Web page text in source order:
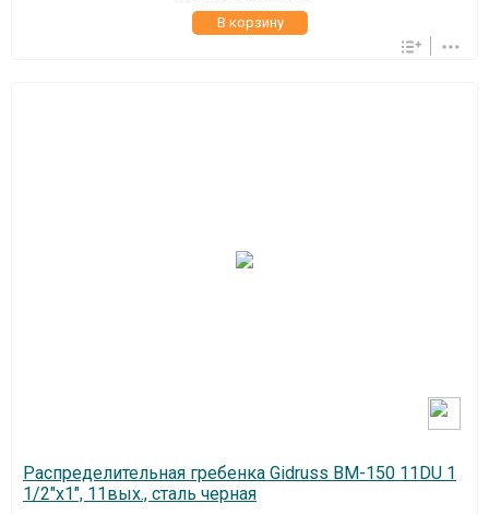
В корзину
Распределительная гребенка Gidruss BM-150 11DU 1
1/2"х1", 11вых., сталь черная